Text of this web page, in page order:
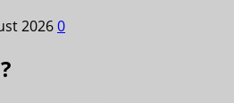
20260